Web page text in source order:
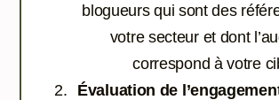
blogueurs qui sont des
votre secteur et dont
correspond à votre
Évaluation de